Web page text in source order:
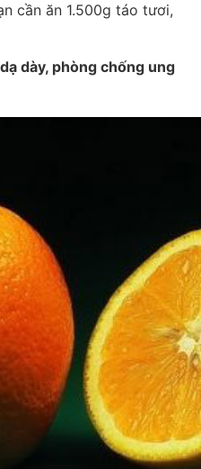
cần ăn 1.500g táo tươi,
dày, phòng chống ung